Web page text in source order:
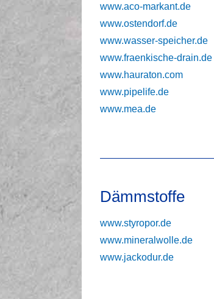
www.aco-markant.de
www.ostendorf.de
www.wasser-speicher.de
www.fraenkische-drain.de
www.hauraton.com
www.pipelife.de
www.mea.de
Dämmstoffe
www.styropor.de
www.mineralwolle.de
www.jackodur.de